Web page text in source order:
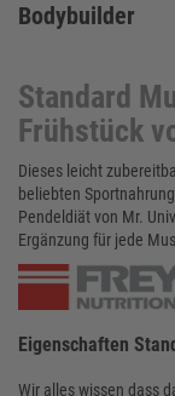
Bodybuilder
Standard
Frühstück
Dieses leicht
beliebten
Pendeldiät von Mr.
Ergänzung für jede
Eigenschaften
Wir alles wissen dass